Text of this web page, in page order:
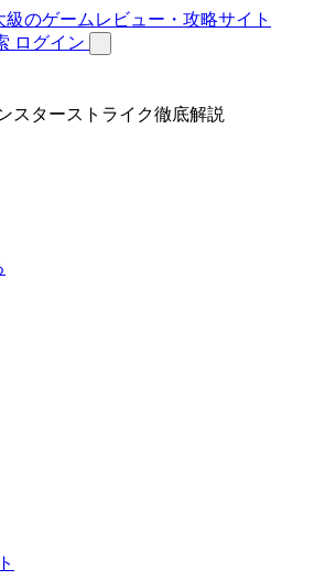
ログイン
スターストライク徹底解説